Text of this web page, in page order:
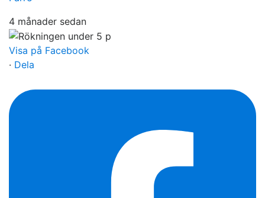
4 månader sedan
Visa på Facebook
· Dela